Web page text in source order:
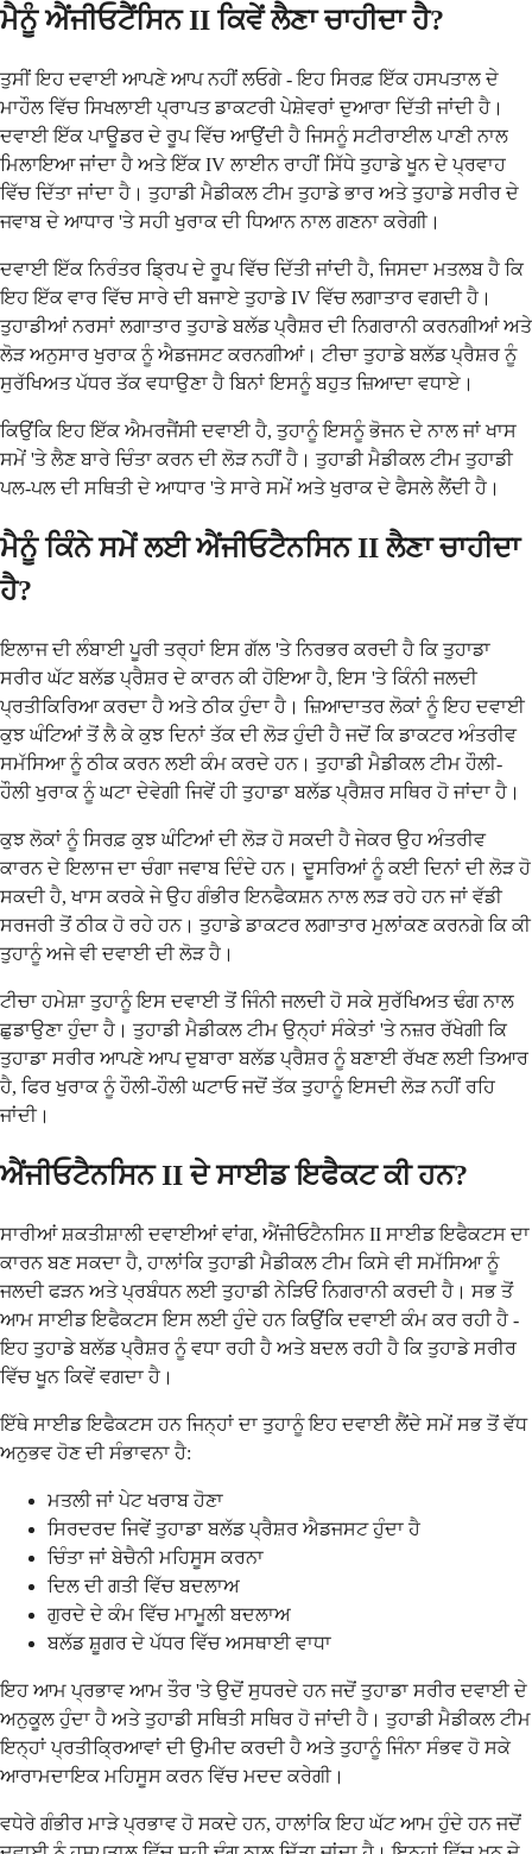
ਮੈਨੂੰ ਐਂਜੀਓਟੈਂਸਿਨ II ਕਿਵੇਂ ਲੈਣਾ ਚਾਹੀਦਾ ਹੈ?
ਤੁਸੀਂ ਇਹ ਦਵਾਈ ਆਪਣੇ ਆਪ ਨਹੀਂ ਲਓਗੇ - ਇਹ ਸਿਰਫ਼ ਇੱਕ ਹਸਪਤਾਲ ਦੇ
ਮਾਹੌਲ ਵਿੱਚ ਸਿਖਲਾਈ ਪ੍ਰਾਪਤ ਡਾਕਟਰੀ ਪੇਸ਼ੇਵਰਾਂ ਦੁਆਰਾ ਦਿੱਤੀ ਜਾਂਦੀ ਹੈ।
ਦਵਾਈ ਇੱਕ ਪਾਊਡਰ ਦੇ ਰੂਪ ਵਿੱਚ ਆਉਂਦੀ ਹੈ ਜਿਸਨੂੰ ਸਟੀਰਾਈਲ ਪਾਣੀ ਨਾਲ
ਮਿਲਾਇਆ ਜਾਂਦਾ ਹੈ ਅਤੇ ਇੱਕ IV ਲਾਈਨ ਰਾਹੀਂ ਸਿੱਧੇ ਤੁਹਾਡੇ ਖੂਨ ਦੇ ਪ੍ਰਵਾਹ
ਵਿੱਚ ਦਿੱਤਾ ਜਾਂਦਾ ਹੈ। ਤੁਹਾਡੀ ਮੈਡੀਕਲ ਟੀਮ ਤੁਹਾਡੇ ਭਾਰ ਅਤੇ ਤੁਹਾਡੇ ਸਰੀਰ ਦੇ
ਜਵਾਬ ਦੇ ਆਧਾਰ 'ਤੇ ਸਹੀ ਖੁਰਾਕ ਦੀ ਧਿਆਨ ਨਾਲ ਗਣਨਾ ਕਰੇਗੀ।
ਦਵਾਈ ਇੱਕ ਨਿਰੰਤਰ ਡ੍ਰਿਪ ਦੇ ਰੂਪ ਵਿੱਚ ਦਿੱਤੀ ਜਾਂਦੀ ਹੈ, ਜਿਸਦਾ ਮਤਲਬ ਹੈ ਕਿ
ਇਹ ਇੱਕ ਵਾਰ ਵਿੱਚ ਸਾਰੇ ਦੀ ਬਜਾਏ ਤੁਹਾਡੇ IV ਵਿੱਚ ਲਗਾਤਾਰ ਵਗਦੀ ਹੈ।
ਤੁਹਾਡੀਆਂ ਨਰਸਾਂ ਲਗਾਤਾਰ ਤੁਹਾਡੇ ਬਲੱਡ ਪ੍ਰੈਸ਼ਰ ਦੀ ਨਿਗਰਾਨੀ ਕਰਨਗੀਆਂ ਅਤੇ
ਲੋੜ ਅਨੁਸਾਰ ਖੁਰਾਕ ਨੂੰ ਐਡਜਸਟ ਕਰਨਗੀਆਂ। ਟੀਚਾ ਤੁਹਾਡੇ ਬਲੱਡ ਪ੍ਰੈਸ਼ਰ ਨੂੰ
ਸੁਰੱਖਿਅਤ ਪੱਧਰ ਤੱਕ ਵਧਾਉਣਾ ਹੈ ਬਿਨਾਂ ਇਸਨੂੰ ਬਹੁਤ ਜ਼ਿਆਦਾ ਵਧਾਏ।
ਕਿਉਂਕਿ ਇਹ ਇੱਕ ਐਮਰਜੈਂਸੀ ਦਵਾਈ ਹੈ, ਤੁਹਾਨੂੰ ਇਸਨੂੰ ਭੋਜਨ ਦੇ ਨਾਲ ਜਾਂ ਖਾਸ
ਸਮੇਂ 'ਤੇ ਲੈਣ ਬਾਰੇ ਚਿੰਤਾ ਕਰਨ ਦੀ ਲੋੜ ਨਹੀਂ ਹੈ। ਤੁਹਾਡੀ ਮੈਡੀਕਲ ਟੀਮ ਤੁਹਾਡੀ
ਪਲ-ਪਲ ਦੀ ਸਥਿਤੀ ਦੇ ਆਧਾਰ 'ਤੇ ਸਾਰੇ ਸਮੇਂ ਅਤੇ ਖੁਰਾਕ ਦੇ ਫੈਸਲੇ ਲੈਂਦੀ ਹੈ।
ਮੈਨੂੰ ਕਿੰਨੇ ਸਮੇਂ ਲਈ ਐਂਜੀਓਟੈਨਸਿਨ II ਲੈਣਾ ਚਾਹੀਦਾ
ਹੈ?
ਇਲਾਜ ਦੀ ਲੰਬਾਈ ਪੂਰੀ ਤਰ੍ਹਾਂ ਇਸ ਗੱਲ 'ਤੇ ਨਿਰਭਰ ਕਰਦੀ ਹੈ ਕਿ ਤੁਹਾਡਾ
ਸਰੀਰ ਘੱਟ ਬਲੱਡ ਪ੍ਰੈਸ਼ਰ ਦੇ ਕਾਰਨ ਕੀ ਹੋਇਆ ਹੈ, ਇਸ 'ਤੇ ਕਿੰਨੀ ਜਲਦੀ
ਪ੍ਰਤੀਕਿਰਿਆ ਕਰਦਾ ਹੈ ਅਤੇ ਠੀਕ ਹੁੰਦਾ ਹੈ। ਜ਼ਿਆਦਾਤਰ ਲੋਕਾਂ ਨੂੰ ਇਹ ਦਵਾਈ
ਕੁਝ ਘੰਟਿਆਂ ਤੋਂ ਲੈ ਕੇ ਕੁਝ ਦਿਨਾਂ ਤੱਕ ਦੀ ਲੋੜ ਹੁੰਦੀ ਹੈ ਜਦੋਂ ਕਿ ਡਾਕਟਰ ਅੰਤਰੀਵ
ਸਮੱਸਿਆ ਨੂੰ ਠੀਕ ਕਰਨ ਲਈ ਕੰਮ ਕਰਦੇ ਹਨ। ਤੁਹਾਡੀ ਮੈਡੀਕਲ ਟੀਮ ਹੌਲੀ-
ਹੌਲੀ ਖੁਰਾਕ ਨੂੰ ਘਟਾ ਦੇਵੇਗੀ ਜਿਵੇਂ ਹੀ ਤੁਹਾਡਾ ਬਲੱਡ ਪ੍ਰੈਸ਼ਰ ਸਥਿਰ ਹੋ ਜਾਂਦਾ ਹੈ।
ਕੁਝ ਲੋਕਾਂ ਨੂੰ ਸਿਰਫ਼ ਕੁਝ ਘੰਟਿਆਂ ਦੀ ਲੋੜ ਹੋ ਸਕਦੀ ਹੈ ਜੇਕਰ ਉਹ ਅੰਤਰੀਵ
ਕਾਰਨ ਦੇ ਇਲਾਜ ਦਾ ਚੰਗਾ ਜਵਾਬ ਦਿੰਦੇ ਹਨ। ਦੂਸਰਿਆਂ ਨੂੰ ਕਈ ਦਿਨਾਂ ਦੀ ਲੋੜ ਹੋ
ਸਕਦੀ ਹੈ, ਖਾਸ ਕਰਕੇ ਜੇ ਉਹ ਗੰਭੀਰ ਇਨਫੈਕਸ਼ਨ ਨਾਲ ਲੜ ਰਹੇ ਹਨ ਜਾਂ ਵੱਡੀ
ਸਰਜਰੀ ਤੋਂ ਠੀਕ ਹੋ ਰਹੇ ਹਨ। ਤੁਹਾਡੇ ਡਾਕਟਰ ਲਗਾਤਾਰ ਮੁਲਾਂਕਣ ਕਰਨਗੇ ਕਿ ਕੀ
ਤੁਹਾਨੂੰ ਅਜੇ ਵੀ ਦਵਾਈ ਦੀ ਲੋੜ ਹੈ।
ਟੀਚਾ ਹਮੇਸ਼ਾ ਤੁਹਾਨੂੰ ਇਸ ਦਵਾਈ ਤੋਂ ਜਿੰਨੀ ਜਲਦੀ ਹੋ ਸਕੇ ਸੁਰੱਖਿਅਤ ਢੰਗ ਨਾਲ
ਛੁਡਾਉਣਾ ਹੁੰਦਾ ਹੈ। ਤੁਹਾਡੀ ਮੈਡੀਕਲ ਟੀਮ ਉਨ੍ਹਾਂ ਸੰਕੇਤਾਂ 'ਤੇ ਨਜ਼ਰ ਰੱਖੇਗੀ ਕਿ
ਤੁਹਾਡਾ ਸਰੀਰ ਆਪਣੇ ਆਪ ਦੁਬਾਰਾ ਬਲੱਡ ਪ੍ਰੈਸ਼ਰ ਨੂੰ ਬਣਾਈ ਰੱਖਣ ਲਈ ਤਿਆਰ
ਹੈ, ਫਿਰ ਖੁਰਾਕ ਨੂੰ ਹੌਲੀ-ਹੌਲੀ ਘਟਾਓ ਜਦੋਂ ਤੱਕ ਤੁਹਾਨੂੰ ਇਸਦੀ ਲੋੜ ਨਹੀਂ ਰਹਿ
ਜਾਂਦੀ।
ਐਂਜੀਓਟੈਨਸਿਨ II ਦੇ ਸਾਈਡ ਇਫੈਕਟ ਕੀ ਹਨ?
ਸਾਰੀਆਂ ਸ਼ਕਤੀਸ਼ਾਲੀ ਦਵਾਈਆਂ ਵਾਂਗ, ਐਂਜੀਓਟੈਨਸਿਨ II ਸਾਈਡ ਇਫੈਕਟਸ ਦਾ
ਕਾਰਨ ਬਣ ਸਕਦਾ ਹੈ, ਹਾਲਾਂਕਿ ਤੁਹਾਡੀ ਮੈਡੀਕਲ ਟੀਮ ਕਿਸੇ ਵੀ ਸਮੱਸਿਆ ਨੂੰ
ਜਲਦੀ ਫੜਨ ਅਤੇ ਪ੍ਰਬੰਧਨ ਲਈ ਤੁਹਾਡੀ ਨੇੜਿਓਂ ਨਿਗਰਾਨੀ ਕਰਦੀ ਹੈ। ਸਭ ਤੋਂ
ਆਮ ਸਾਈਡ ਇਫੈਕਟਸ ਇਸ ਲਈ ਹੁੰਦੇ ਹਨ ਕਿਉਂਕਿ ਦਵਾਈ ਕੰਮ ਕਰ ਰਹੀ ਹੈ -
ਇਹ ਤੁਹਾਡੇ ਬਲੱਡ ਪ੍ਰੈਸ਼ਰ ਨੂੰ ਵਧਾ ਰਹੀ ਹੈ ਅਤੇ ਬਦਲ ਰਹੀ ਹੈ ਕਿ ਤੁਹਾਡੇ ਸਰੀਰ
ਵਿੱਚ ਖੂਨ ਕਿਵੇਂ ਵਗਦਾ ਹੈ।
ਇੱਥੇ ਸਾਈਡ ਇਫੈਕਟਸ ਹਨ ਜਿਨ੍ਹਾਂ ਦਾ ਤੁਹਾਨੂੰ ਇਹ ਦਵਾਈ ਲੈਂਦੇ ਸਮੇਂ ਸਭ ਤੋਂ ਵੱਧ
ਅਨੁਭਵ ਹੋਣ ਦੀ ਸੰਭਾਵਨਾ ਹੈ:
ਮਤਲੀ ਜਾਂ ਪੇਟ ਖਰਾਬ ਹੋਣਾ
ਸਿਰਦਰਦ ਜਿਵੇਂ ਤੁਹਾਡਾ ਬਲੱਡ ਪ੍ਰੈਸ਼ਰ ਐਡਜਸਟ ਹੁੰਦਾ ਹੈ
ਚਿੰਤਾ ਜਾਂ ਬੇਚੈਨੀ ਮਹਿਸੂਸ ਕਰਨਾ
ਦਿਲ ਦੀ ਗਤੀ ਵਿੱਚ ਬਦਲਾਅ
ਗੁਰਦੇ ਦੇ ਕੰਮ ਵਿੱਚ ਮਾਮੂਲੀ ਬਦਲਾਅ
ਬਲੱਡ ਸ਼ੂਗਰ ਦੇ ਪੱਧਰ ਵਿੱਚ ਅਸਥਾਈ ਵਾਧਾ
ਇਹ ਆਮ ਪ੍ਰਭਾਵ ਆਮ ਤੌਰ 'ਤੇ ਉਦੋਂ ਸੁਧਰਦੇ ਹਨ ਜਦੋਂ ਤੁਹਾਡਾ ਸਰੀਰ ਦਵਾਈ ਦੇ
ਅਨੁਕੂਲ ਹੁੰਦਾ ਹੈ ਅਤੇ ਤੁਹਾਡੀ ਸਥਿਤੀ ਸਥਿਰ ਹੋ ਜਾਂਦੀ ਹੈ। ਤੁਹਾਡੀ ਮੈਡੀਕਲ ਟੀਮ
ਇਨ੍ਹਾਂ ਪ੍ਰਤੀਕ੍ਰਿਆਵਾਂ ਦੀ ਉਮੀਦ ਕਰਦੀ ਹੈ ਅਤੇ ਤੁਹਾਨੂੰ ਜਿੰਨਾ ਸੰਭਵ ਹੋ ਸਕੇ
ਆਰਾਮਦਾਇਕ ਮਹਿਸੂਸ ਕਰਨ ਵਿੱਚ ਮਦਦ ਕਰੇਗੀ।
ਵਧੇਰੇ ਗੰਭੀਰ ਮਾੜੇ ਪ੍ਰਭਾਵ ਹੋ ਸਕਦੇ ਹਨ, ਹਾਲਾਂਕਿ ਇਹ ਘੱਟ ਆਮ ਹੁੰਦੇ ਹਨ ਜਦੋਂ